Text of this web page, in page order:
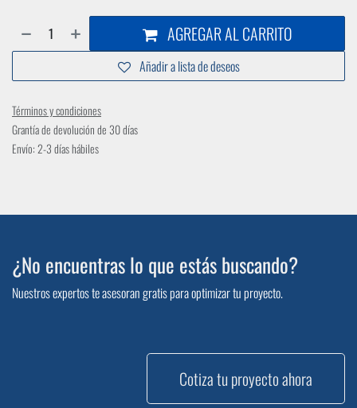
AGREGAR AL CARRITO
Añadir a lista de deseos
Términos y condiciones
Grantía de devolución de 30 días
Envío: 2-3 días hábiles
¿No encuentras lo que estás buscando?
Nuestros expertos te asesoran gratis para optimizar tu proyecto.
Cotiza tu proyecto ahora